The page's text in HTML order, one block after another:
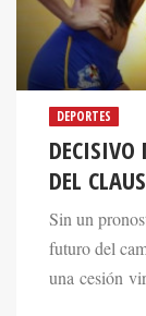
DEPORTES
DECISIVO
DEL
Sin un
futuro del
una cesión